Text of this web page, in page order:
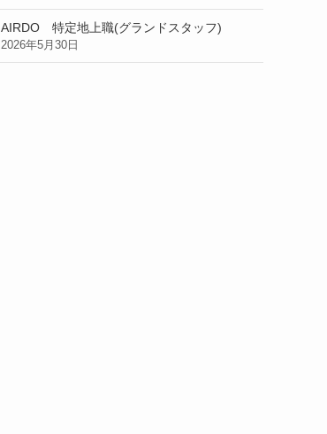
AIRDO 特定地上職(グランドスタッフ)
2026年5月30日